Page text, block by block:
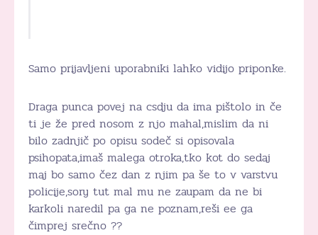
Samo prijavljeni uporabniki lahko vidijo priponke.
Draga punca povej na csdju da ima pištolo in če
ti je že pred nosom z njo mahal,mislim da ni
bilo zadnjič po opisu sodeč si opisovala
psihopata,imaš malega otroka,tko kot do sedaj
maj bo samo čez dan z njim pa še to v varstvu
policije,sory tut mal mu ne zaupam da ne bi
karkoli naredil pa ga ne poznam,reši ee ga
čimprej srečno ??